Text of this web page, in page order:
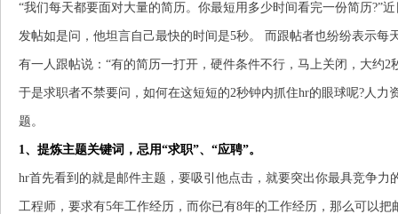
“我们每天都要面对大量的简历。你最短用多少时间看完一份简历?”
发帖如是问，他坦言自己最快的时间是5秒。 而跟帖者也纷纷表示每
有一人跟帖说：“有的简历一打开，硬件条件不行，马上关闭，大约2
于是求职者不禁要问，如何在这短短的2秒钟内抓住hr的眼球呢?人
题。
1、提炼主题关键词，忌用“求职”、“应聘”。
hr首先看到的就是邮件主题，要吸引他点击，就要突出你最具竞争
工程师，要求有5年工作经历，而你已有8年的工作经历，那么可以把